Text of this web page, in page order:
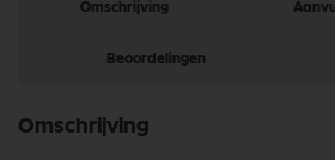
Omschrijving
Beoordelingen
Omschrijving